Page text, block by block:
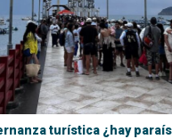
turística ¿hay